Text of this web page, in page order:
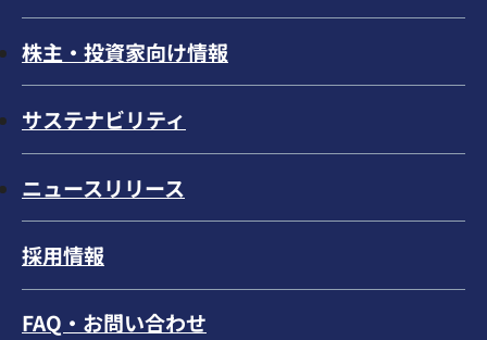
株主・投資家向け情報
サステナビリティ
ニュースリリース
採用情報
FAQ・お問い合わせ